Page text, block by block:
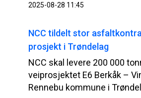
2025-08-28 11:45
NCC tildelt stor
prosjekt i Trøndelag
NCC skal levere 200 000
veiprosjektet E6 Berkåk –
Rennebu kommune i